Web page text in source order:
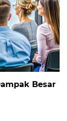
Besar